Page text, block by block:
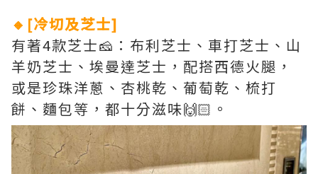
🔸[冷切及芝士]
有著4款芝士🧀：布利芝士、車打芝士、山
羊奶芝士、埃曼達芝士，配搭西德火腿，
或是珍珠洋蔥、杏桃乾、葡萄乾、梳打
餅、麵包等，都十分滋味🙌🏻。